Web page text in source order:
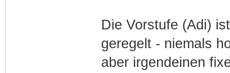
Die Vorstufe (Adi)
geregelt - niemals
aber irgendeinen